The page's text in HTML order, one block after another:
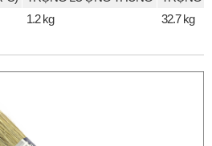
1.2 kg 32.7 kg